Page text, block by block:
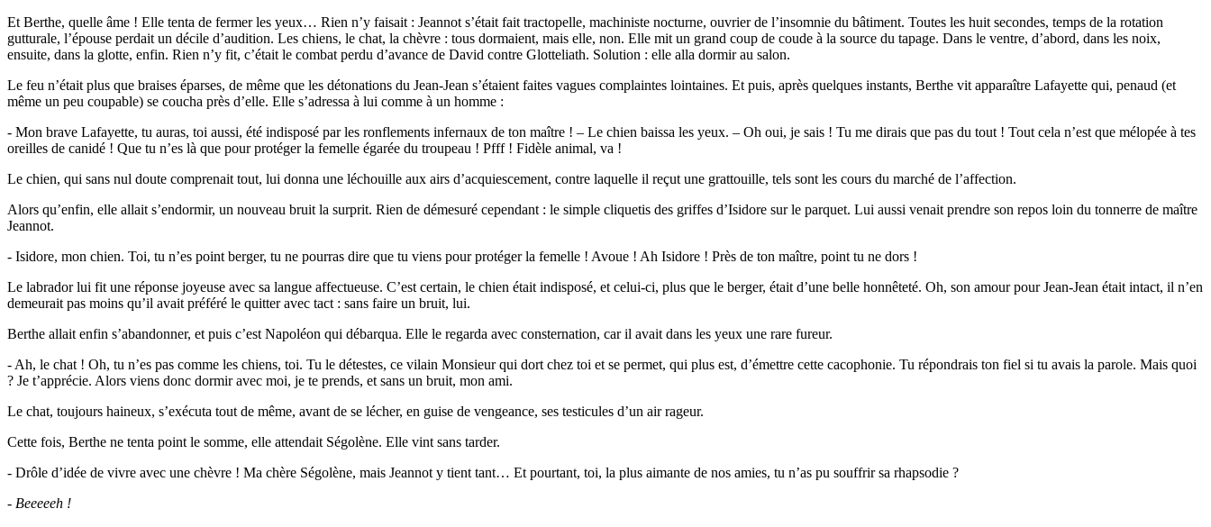
Et Berthe, quelle âme ! Elle tenta de fermer les yeux… Rien n’y faisait : Jeannot s’était fait tractopelle, machiniste nocturne, ouvrier de l’insomnie du bâtiment. Toutes les huit secondes, temps de la rotation
gutturale, l’épouse perdait un décile d’audition. Les chiens, le chat, la chèvre : tous dormaient, mais elle, non. Elle mit un grand coup de coude à la source du tapage. Dans le ventre, d’abord, dans les noix,
ensuite, dans la glotte, enfin. Rien n’y fit, c’était le combat perdu d’avance de David contre Glotteliath. Solution : elle alla dormir au salon.
Le feu n’était plus que braises éparses, de même que les détonations du Jean-Jean s’étaient faites vagues complaintes lointaines. Et puis, après quelques instants, Berthe vit apparaître Lafayette qui, penaud (et
même un peu coupable) se coucha près d’elle. Elle s’adressa à lui comme à un homme :
- Mon brave Lafayette, tu auras, toi aussi, été indisposé par les ronflements infernaux de ton maître ! – Le chien baissa les yeux. – Oh oui, je sais ! Tu me dirais que pas du tout ! Tout cela n’est que mélopée à tes
oreilles de canidé ! Que tu n’es là que pour protéger la femelle égarée du troupeau ! Pfff ! Fidèle animal, va !
Le chien, qui sans nul doute comprenait tout, lui donna une léchouille aux airs d’acquiescement, contre laquelle il reçut une grattouille, tels sont les cours du marché de l’affection.
Alors qu’enfin, elle allait s’endormir, un nouveau bruit la surprit. Rien de démesuré cependant : le simple cliquetis des griffes d’Isidore sur le parquet. Lui aussi venait prendre son repos loin du tonnerre de maître
Jeannot.
- Isidore, mon chien. Toi, tu n’es point berger, tu ne pourras dire que tu viens pour protéger la femelle ! Avoue ! Ah Isidore ! Près de ton maître, point tu ne dors !
Le labrador lui fit une réponse joyeuse avec sa langue affectueuse. C’est certain, le chien était indisposé, et celui-ci, plus que le berger, était d’une belle honnêteté. Oh, son amour pour Jean-Jean était intact, il n’en
demeurait pas moins qu’il avait préféré le quitter avec tact : sans faire un bruit, lui.
Berthe allait enfin s’abandonner, et puis c’est Napoléon qui débarqua. Elle le regarda avec consternation, car il avait dans les yeux une rare fureur.
- Ah, le chat ! Oh, tu n’es pas comme les chiens, toi. Tu le détestes, ce vilain Monsieur qui dort chez toi et se permet, qui plus est, d’émettre cette cacophonie. Tu répondrais ton fiel si tu avais la parole. Mais quoi
? Je t’apprécie. Alors viens donc dormir avec moi, je te prends, et sans un bruit, mon ami.
Le chat, toujours haineux, s’exécuta tout de même, avant de se lécher, en guise de vengeance, ses testicules d’un air rageur.
Cette fois, Berthe ne tenta point le somme, elle attendait Ségolène. Elle vint sans tarder.
- Drôle d’idée de vivre avec une chèvre ! Ma chère Ségolène, mais Jeannot y tient tant… Et pourtant, toi, la plus aimante de nos amies, tu n’as pu souffrir sa rhapsodie ?
- Beeeeeh !